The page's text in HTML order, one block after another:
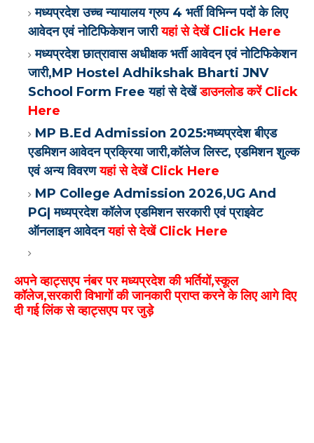
मध्यप्रदेश उच्च न्यायालय ग्रुप 4 भर्ती विभिन्न पदों के लिए
आवेदन एवं नोटिफिकेशन जारीयहां से देखें Click Here
मध्यप्रदेश छात्रावास अधीक्षक भर्ती आवेदन एवं नोटिफिकेशन
जारी,MP Hostel Adhikshak Bharti JNV
School Form Free यहां से देखेंडाउनलोड करें Click
Here
MP B.Ed Admission 2025:मध्यप्रदेश बीएड
एडमिशन आवेदन प्रक्रिया जारी,कॉलेज लिस्ट, एडमिशन शुल्क
एवं अन्य विवरणयहां से देखें Click Here
MP College Admission 2026,UG And
PG| मध्यप्रदेश कॉलेज एडमिशन सरकारी एवं प्राइवेट
ऑनलाइन आवेदनयहां से देखें Click Here
अपने व्हाट्सएप नंबर पर मध्यप्रदेश की भर्तियों,स्कूल
कॉलेज,सरकारी विभागों की जानकारी प्राप्त करने के लिए आगे दिए
दी गई लिंक सेव्हाट्सएपपर जुड़े